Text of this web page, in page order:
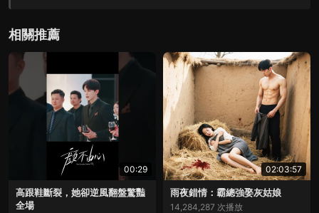
相關推薦
00:29
高跟鞋斷裂，她卻逆風翻盤驚豔
全場
02:03:57
雨夜錯情：霸總強娶灰姑娘
14,284,287 次播放